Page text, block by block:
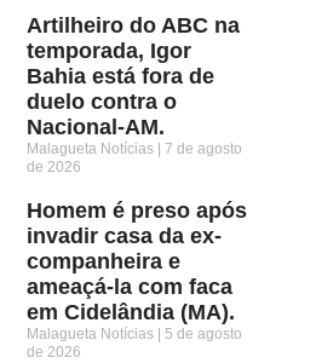
Artilheiro do ABC na
temporada, Igor
Bahia está fora de
duelo contra o
Nacional-AM.
Malagueta Notícias
7 de agosto
de 2026
Homem é preso após
invadir casa da ex-
companheira e
ameaçá-la com faca
em Cidelândia (MA).
Malagueta Notícias
5 de agosto
de 2026